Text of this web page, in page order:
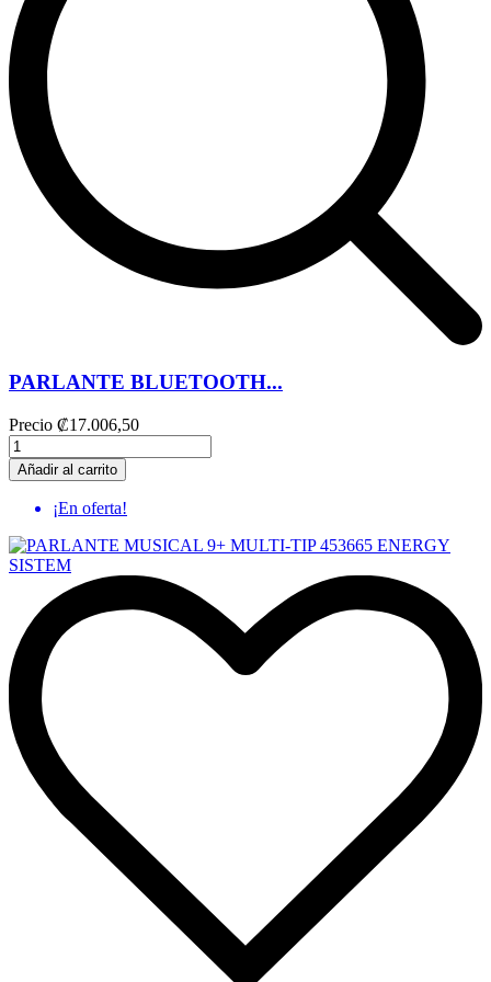
PARLANTE BLUETOOTH...
Precio ₡17.006,50
Añadir al carrito
¡En oferta!